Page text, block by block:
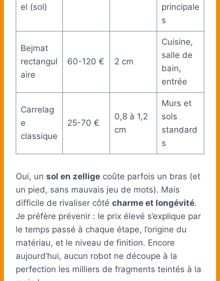
el (sol)
principale
s
Bejmat
rectangul
aire
60-120 € 2 cm
Cuisine,
salle de
bain,
entrée
Carrelag
e
classique
25-70 €
0,8 à 1,2
cm
Murs et
sols
standard
s
Oui, un sol en zellige coûte parfois un bras (et
un pied, sans mauvais jeu de mots). Mais
difficile de rivaliser côté charme et longévité.
Je préfère prévenir : le prix élevé s’explique par
le temps passé à chaque étape, l’origine du
matériau, et le niveau de finition. Encore
aujourd’hui, aucun robot ne découpe à la
perfection les milliers de fragments teintés à la